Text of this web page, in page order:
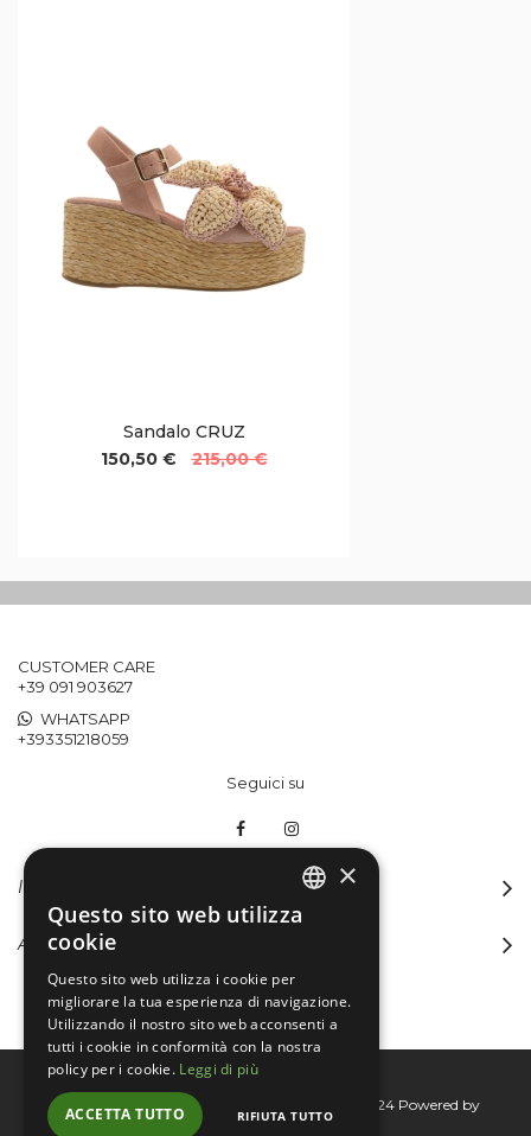
Sandalo CRUZ
150,50 €
215,00 €
CUSTOMER CARE
+39 091 903627
WHATSAPP
+393351218059
Seguici su
INFORMAZIONI
ACCOUNT
Bertini group srl © 2015-2026 - P.I. 06076830824 Powered by
Connecta
×
Questo sito web utilizza
cookie
Questo sito web utilizza i cookie per
migliorare la tua esperienza di navigazione.
Utilizzando il nostro sito web acconsenti a
tutti i cookie in conformità con la nostra
policy per i cookie. Leggi di più
ACCETTA TUTTO RIFIUTA TUTTO